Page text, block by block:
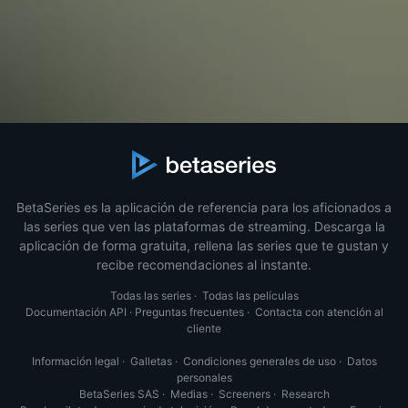
BetaSeries es la aplicación de referencia para los aficionados a
las series que ven las plataformas de streaming. Descarga la
aplicación de forma gratuita, rellena las series que te gustan y
recibe recomendaciones al instante.
Todas las series· Todas las películas
Documentación API · Preguntas frecuentes· Contacta con atención al
cliente
Información legal · Galletas· Condiciones generales de uso· Datos
personales
BetaSeries SAS · Medias· Screeners· Research